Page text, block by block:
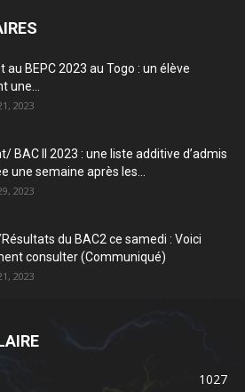
au BEPC 2023 au Togo : un élève
une...
2023
BAC II 2023 : une liste additive d’admis
une semaine après les...
2023
du BAC2 ce samedi : Voici
consulter (Communiqué)
2023
1027